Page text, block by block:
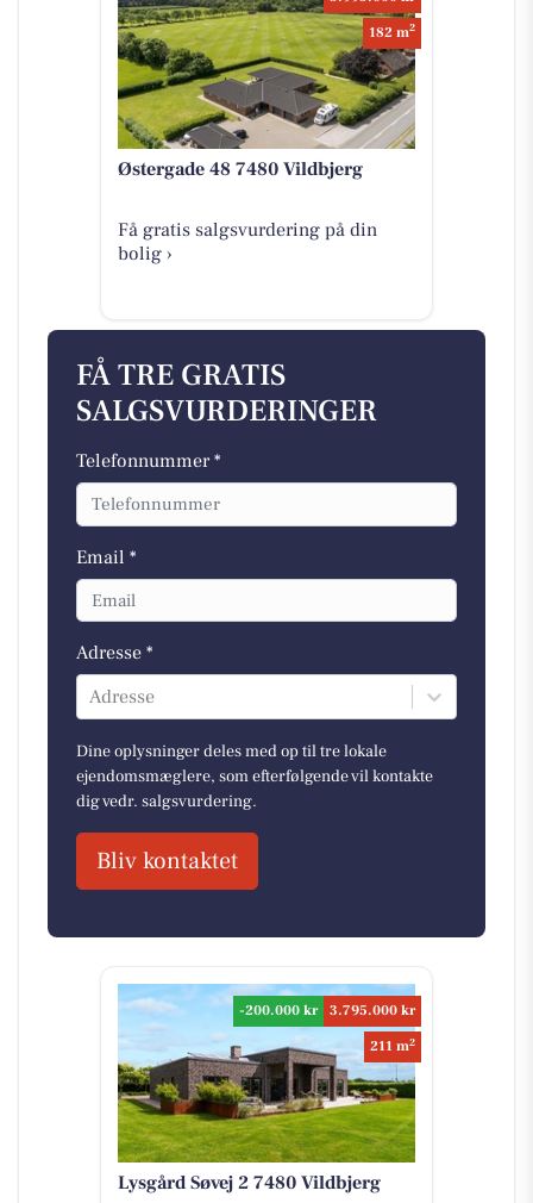
182 m2
Østergade 48 7480 Vildbjerg
Få gratis salgsvurdering på din
bolig ›
FÅ TRE GRATIS
SALGSVURDERINGER
Telefonnummer *
Email *
Adresse *
Adresse
Dine oplysninger deles med op til tre lokale
ejendomsmæglere, som efterfølgende vil kontakte
dig vedr. salgsvurdering.
Bliv kontaktet
-200.000 kr
3.795.000 kr
211 m2
Lysgård Søvej 2 7480 Vildbjerg